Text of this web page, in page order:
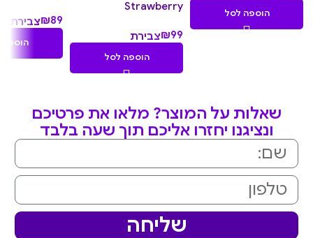
הוספה לסל
Strawberry
₪99
צבירת
הוספה לסל
₪89
צבירת
הוספה
שאלות על המוצר? מלאו את פרטיכם
ונציגנו יחזרו אליכם תוך שעה בלבד
שליחה